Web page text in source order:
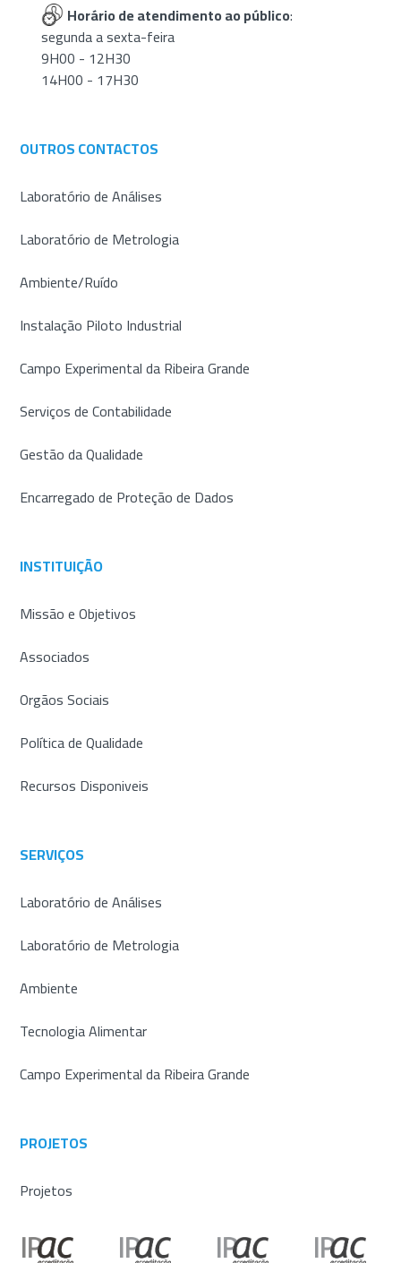
Horário de atendimento ao público:
segunda a sexta-feira
9H00 - 12H30
14H00 - 17H30
OUTROS CONTACTOS
Laboratório de Análises
Laboratório de Metrologia
Ambiente/Ruído
Instalação Piloto Industrial
Campo Experimental da Ribeira Grande
Serviços de Contabilidade
Gestão da Qualidade
Encarregado de Proteção de Dados
INSTITUIÇÃO
Missão e Objetivos
Associados
Orgãos Sociais
Política de Qualidade
Recursos Disponiveis
SERVIÇOS
Laboratório de Análises
Laboratório de Metrologia
Ambiente
Tecnologia Alimentar
Campo Experimental da Ribeira Grande
PROJETOS
Projetos